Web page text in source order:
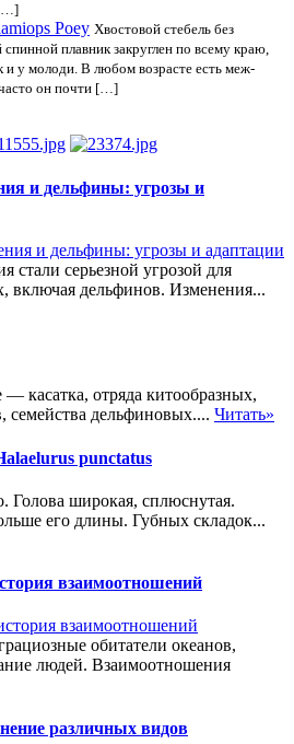
[…]
Роеу Хвостовой стебель без
плавник закруглен по всему краю,
и у молоди. В любом возрасте есть меж-
он почти […]
и дельфины: угрозы и
стали серьезной угрозой для
включая дельфинов. Изменения...
касатка, отряда китообразных,
семейства дельфиновых.... Читать»
punctatus
Голова широкая, сплюснутая.
его длины. Губных складок...
взаимоотношений
обитатели океанов,
людей. Взаимоотношения
различных видов